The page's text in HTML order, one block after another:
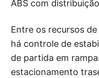
ABS com
Entre os recursos
há controle de
de partida em
estacionamento